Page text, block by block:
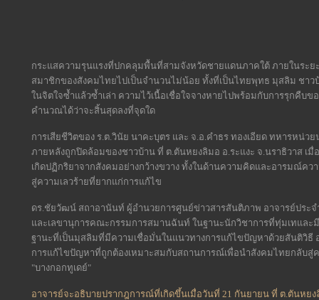
กระแสความรุนแรงที่ปกคลุมพื้นที่สามจังหวัดชายแดนภาคใต้ ภายในระย
สมาชิกของสังคมไทยไปเป็นจำนวนไม่น้อย ทั้งที่เป็นไทยพุทธ มุสลิม ชาว
ในจิตใจซ้ำแล้วซ้ำเล่า ความไว้เนื้อเชื่อใจจางหายไปพร้อมกับการรุกคืบ
คำนวณได้ว่าจะสิ้นสุดลงที่จุดใด
การเสียชีวิตของ ร.ต.วินัย นาคะบุตร และ จ.อ.คำธร ทองเอียด ทหารหน่ว
ภายหลังถูกปิดล้อมของชาวบ้าน ที่ ต.ตันหยงลิมอ อ.ระแงะ จ.นราธิวาส เ
เกิดปฏิกริยาจากสังคมอย่างกว้างขวาง ทั้งในด้านความคิดและอารมณ์
สู่ความเลวร้ายที่ยากแก่การแก้ไข
ดร.ชัยวัฒน์ สถาอานันท์ ผู้อำนวยการศูนย์ข่าวสารสันติภาพ อาจารย์ประ
และเลขานุการคณะกรรมการสมานฉันท์ ในฐานะนักวิชาการที่ทุ่มเทแล
ฐานะที่เป็นมุสลิมที่มีความเชื่อมั่นในแนวทางการแก้ไขปัญหาด้วยสันติวิธี
การแก้ไขปัญหาที่ถูกต้องเหมาะสมกับสถานการณ์เพื่อนำสังคมไทยกลับสู่
"บางกอกทูเดย์"
อาจารย์จะอธิบายปรากฎการณ์ที่เกิดขึ้นเมื่อวันที่ 21 กันยายน ที่ ต.ตันหยง